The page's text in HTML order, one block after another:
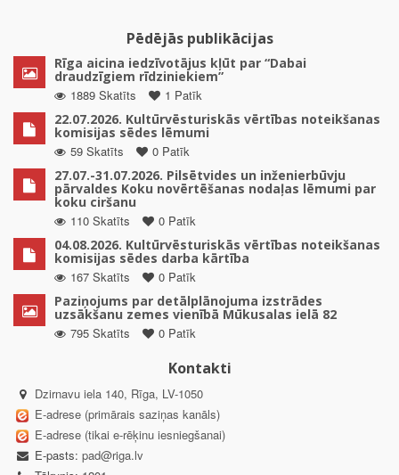
Pēdējās publikācijas
Rīga aicina iedzīvotājus kļūt par “Dabai
draudzīgiem rīdziniekiem”
1889 Skatīts
1 Patīk
22.07.2026. Kultūrvēsturiskās vērtības noteikšanas
komisijas sēdes lēmumi
59 Skatīts
0 Patīk
27.07.-31.07.2026. Pilsētvides un inženierbūvju
pārvaldes Koku novērtēšanas nodaļas lēmumi par
koku ciršanu
110 Skatīts
0 Patīk
04.08.2026. Kultūrvēsturiskās vērtības noteikšanas
komisijas sēdes darba kārtība
167 Skatīts
0 Patīk
Paziņojums par detālplānojuma izstrādes
uzsākšanu zemes vienībā Mūkusalas ielā 82
795 Skatīts
0 Patīk
Kontakti
Dzirnavu iela 140, Rīga, LV-1050
E-adrese (primārais saziņas kanāls)
E-adrese (tikai e-rēķinu iesniegšanai)
E-pasts: pad@riga.lv